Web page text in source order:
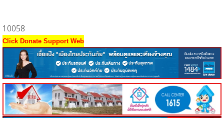
10058
Click Donate Support Web